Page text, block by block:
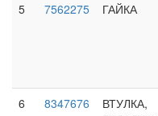
5 7562275 ГАЙКА
6 8347676
ВТУЛКА,